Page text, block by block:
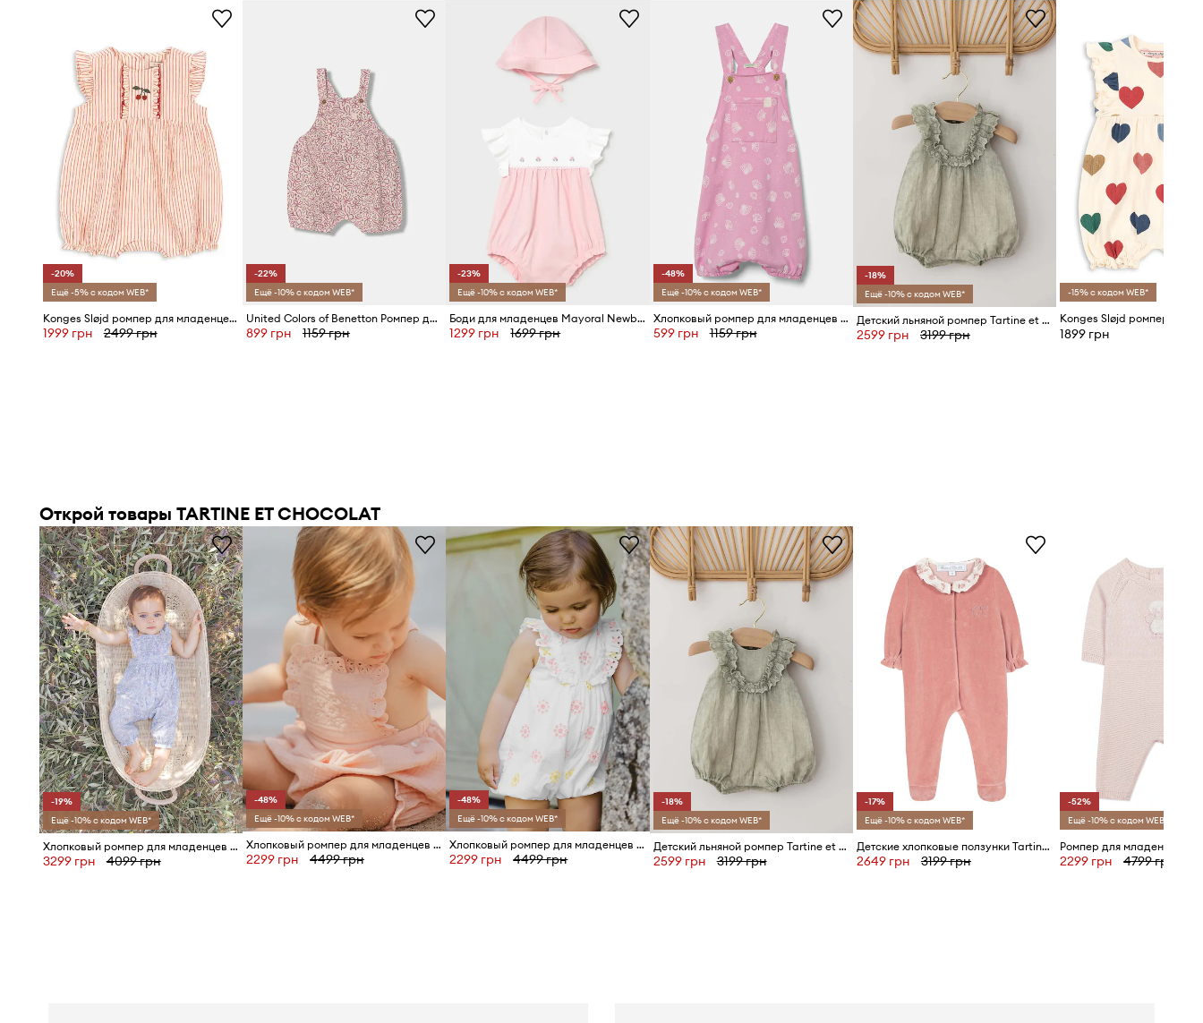
-20%
Ещё -5% с кодом WEB*
Konges Sløjd ромпер для младенцев из хлопка ELLIE FRILL ROMPER GOTS
1999 грн 2499 грн
-22%
Ещё -10% с кодом WEB*
United Colors of Benetton Ромпер для детей из хлопка
899 грн 1159 грн
-23%
Ещё -10% с кодом WEB*
Боди для младенцев Mayoral Newborn
1299 грн 1699 грн
-48%
Ещё -10% с кодом WEB*
Хлопковый ромпер для младенцев United Colors of Benetton
599 грн 1159 грн
-18%
Ещё -10% с кодом WEB*
Детский льняной ромпер Tartine et Chocolat
2599 грн 3199 грн
-15% с кодом WEB*
1899 грн
Открой товары TARTINE ET CHOCOLAT
-19%
Ещё -10% с кодом WEB*
Хлопковый ромпер для младенцев Tartine et Chocolat
3299 грн 4099 грн
-48%
Ещё -10% с кодом WEB*
Хлопковый ромпер для младенцев Tartine et Chocolat
2299 грн 4499 грн
-48%
Ещё -10% с кодом WEB*
Хлопковый ромпер для младенцев Tartine et Chocolat
2299 грн 4499 грн
-18%
Ещё -10% с кодом WEB*
Детский льняной ромпер Tartine et Chocolat
2599 грн 3199 грн
-17%
Ещё -10% с кодом WEB*
Детские хлопковые ползунки Tartine et Chocolat
2649 грн 3199 грн
-52%
Ещё -10% с кодом WEB*
2299 грн 4799 грн